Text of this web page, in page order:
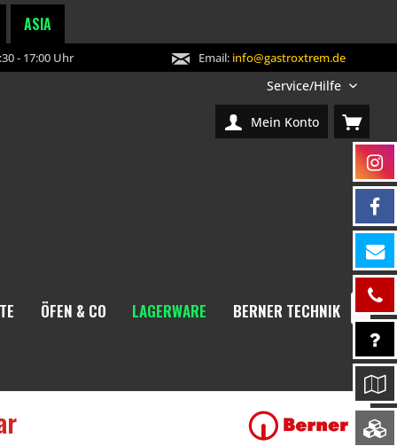
ASIA
- 17:00 Uhr Email: info@gastroxtrem.de
Service/Hilfe
Mein Konto
ÖFEN & CO LAGERWARE BERNER TECHNIK